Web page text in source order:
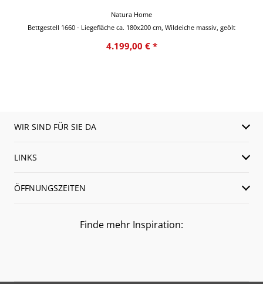
Natura Home
Bettgestell 1660 - Liegefläche ca. 180x200 cm, Wildeiche massiv, geölt
4.199,00 € *
WIR SIND FÜR SIE DA
LINKS
ÖFFNUNGSZEITEN
Finde mehr Inspiration: